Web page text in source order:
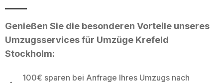
Genießen Sie die besonderen Vorteile unseres
Umzugsservices für Umzüge Krefeld
Stockholm:
100€ sparen bei Anfrage Ihres Umzugs nach